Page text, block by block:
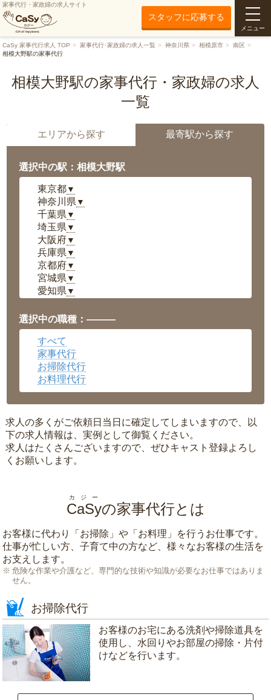
家事代行・家政婦の求人サイト
スタッフに応募する
メニュー
CaSy 家事代行求人 TOP 家事代行･家政婦の求人一覧 神奈川県 相模原市
南区
相模大野駅の家事代行
相模大野駅の家事代行・家政婦の求人
一覧
エリアから探す 最寄駅から探す
選択中の駅：相模大野駅
東京都▼
神奈川県 ▼
千葉県 ▼
埼玉県 ▼
大阪府▼
兵庫県 ▼
京都府▼
宮城県 ▼
愛知県 ▼
岡山県▼
広島県▼
沖縄県
選択中の職種：———
すべて
家事代行
お掃除代行
お料理代行
求人の多くがご依頼日当日に確定してしまいますので、以
下の求人情報は、実例として御覧ください。
求人はたくさんございますので、ぜひキャスト登録よろし
くお願いします。
CaSy
カジー
の家事代行とは
お客様に代わり「 お掃除 」や「 お料理 」を行うお仕事です。
仕事が忙しい方、子育て中の方など、様々なお客様の生活を
お支えします。
危険な作業や介護など、専門的な技術や知識が必要なお仕事ではありま
せん。
お掃除代行
お客様のお宅にある洗剤や掃除道具を
使用し、水回りやお部屋の掃除・片付
けなどを行います。